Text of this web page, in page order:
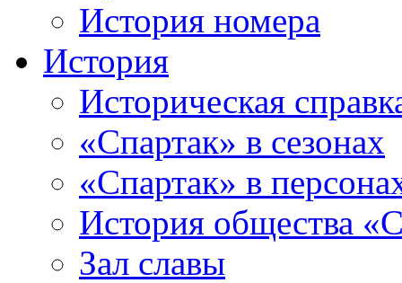
История номера
История
Историческая
«Спартак» в сезонах
«Спартак» в
История общества
Зал славы